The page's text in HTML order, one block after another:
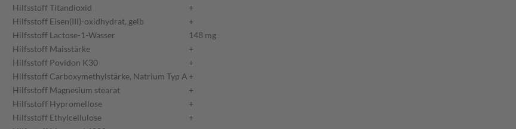
HilfsstoffTitandioxid
+
Hilfsstoff Eisen(III)-oxidhydrat, gelb
+
Hilfsstoff Lactose-1-Wasser
148 mg
Hilfsstoff Maisstärke
+
Hilfsstoff Povidon K30
+
Hilfsstoff Carboxymethylstärke, Natrium Typ A +
Hilfsstoff Magnesium stearat
+
Hilfsstoff Hypromellose
+
Hilfsstoff Ethylcellulose
+